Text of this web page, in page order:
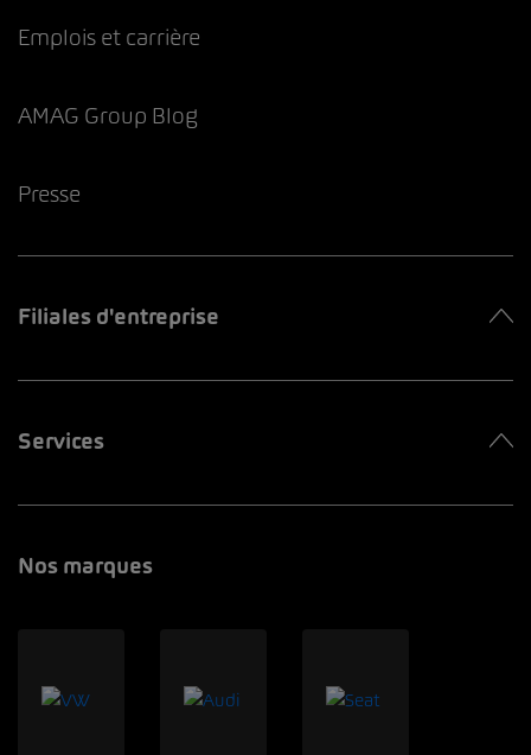
Emplois et carrière
AMAG Group Blog
Presse
Filiales d'entreprise
Services
Nos marques